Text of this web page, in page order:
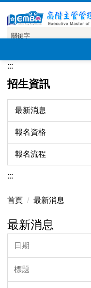
到
主
容
區
:::
招生資訊
最新消息
報名資格
報名流程
:::
首頁 最新消息
最新消息